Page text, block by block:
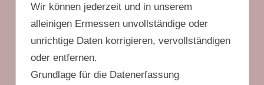
Wir können jederzeit und in unserem
alleinigen Ermessen unvollständige oder
unrichtige Daten korrigieren, vervollständigen
oder entfernen.
Grundlage für die Datenerfassung